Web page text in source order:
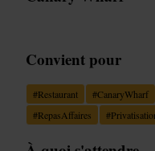
Convient pour
#Restaurant #CanaryWharf
#RepasAffaires #